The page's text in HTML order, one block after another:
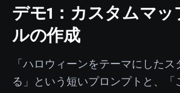
デモ1：カスタムマッ
ルの作成
「ハロウィーンをテーマにしたス
る」という短いプロンプトと、「